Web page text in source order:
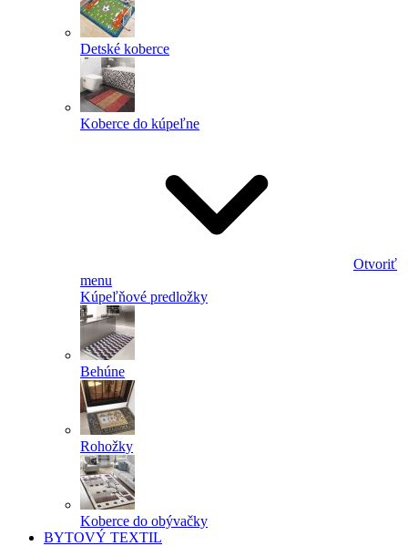
Detské koberce
Koberce do kúpeľne
Otvoriť
menu
Kúpeľňové predložky
Behúne
Rohožky
Koberce do obývačky
BYTOVÝ TEXTIL